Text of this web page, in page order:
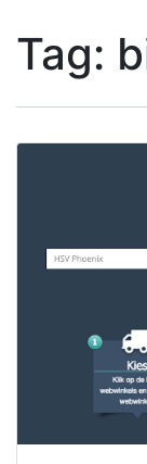
Tag: